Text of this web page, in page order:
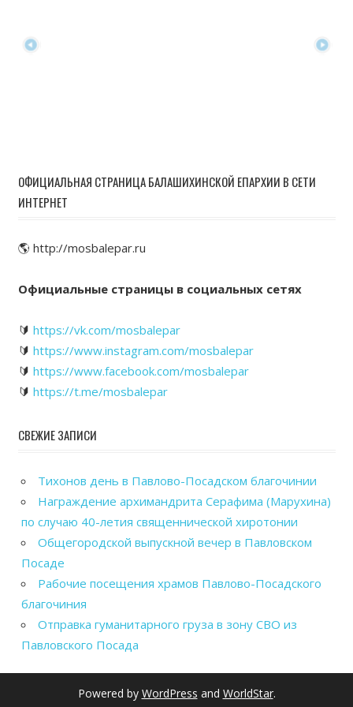
ОФИЦИАЛЬНАЯ СТРАНИЦА БАЛАШИХИНСКОЙ ЕПАРХИИ В СЕТИ
ИНТЕРНЕТ
🌎 http://mosbalepar.ru
Официальные страницы в социальных сетях
🔰 https://vk.com/mosbalepar
🔰 https://www.instagram.com/mosbalepar
🔰 https://www.facebook.com/mosbalepar
🔰 https://t.me/mosbalepar
СВЕЖИЕ ЗАПИСИ
Тихонов день в Павлово-Посадском благочинии
Награждение архимандрита Серафима (Марухина)
по случаю 40-летия священнической хиротонии
Общегородской выпускной вечер в Павловском
Посаде
Рабочие посещения храмов Павлово-Посадского
благочиния
Отправка гуманитарного груза в зону СВО из
Павловского Посада
Powered by WordPress and WorldStar.